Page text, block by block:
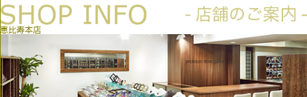
恵比寿本店